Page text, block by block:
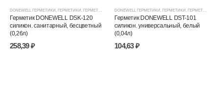
DONEWELL ГЕРМЕТИКИ, ГЕРМЕТИКИ, ГЕРМЕТИКИ СИЛИКОНОВЫЕ ,ГЕРМЕТИКИ, КЛЕИ, ПЕНЫ,ЦЕНОВЫЕ
Герметик DONEWELL DSK-120
силикон. санитарный, бесцветный
(0,26л)
258,39₽
DONEWELL ГЕРМЕТИКИ, ГЕРМЕТИКИ, ГЕРМЕТИКИ СИЛИКОНОВЫЕ
Герметик DONEWELL DST-101
силикон. универсальный, белый
(0,04л)
104,63₽